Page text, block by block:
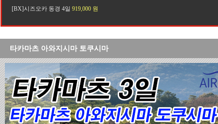
[BX]시즈오카 동경 4일 919,000 원
타카마츠 아와지시마 토쿠시마